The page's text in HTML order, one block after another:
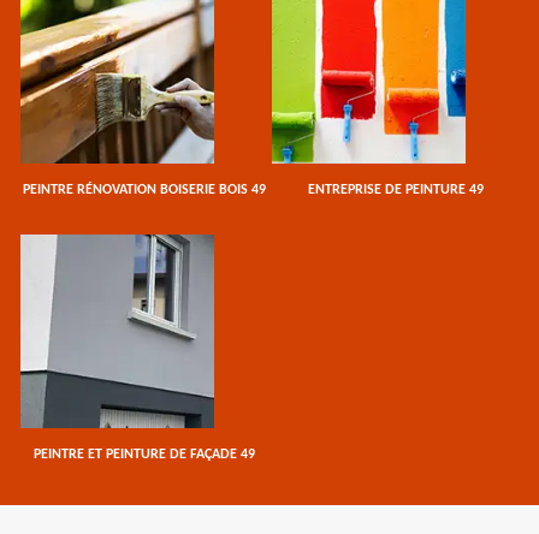
PEINTRE RÉNOVATION BOISERIE BOIS 49 ENTREPRISE DE PEINTURE 49
PEINTRE ET PEINTURE DE FAÇADE 49